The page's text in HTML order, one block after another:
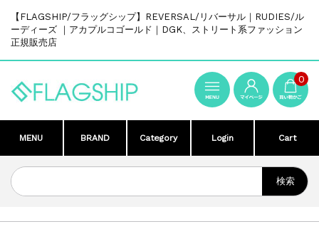
【FLAGSHIP/フラッグシップ】REVERSAL/リバーサル｜RUDIES/ル
ーディーズ ｜アカプルコゴールド｜DGK、ストリート系ファッション
正規販売店
0
MENU BRAND Category Login Cart